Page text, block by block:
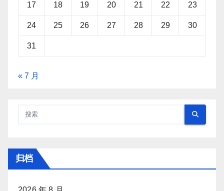
17 18 19 20 21 22 23
24 25 26 27 28 29 30
31
« 7 月
归档